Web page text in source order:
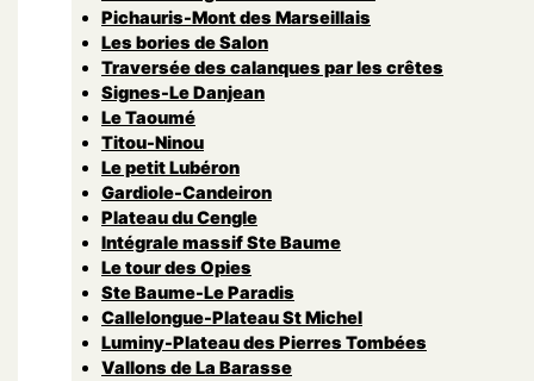
Pichauris-Mont des Marseillais
Les bories de Salon
Traversée des calanques par les crêtes
Signes-Le Danjean
Le Taoumé
Titou-Ninou
Le petit Lubéron
Gardiole-Candeiron
Plateau du Cengle
Intégrale massif Ste Baume
Le tour des Opies
Ste Baume-Le Paradis
Callelongue-Plateau St Michel
Luminy-Plateau des Pierres Tombées
Vallons de La Barasse